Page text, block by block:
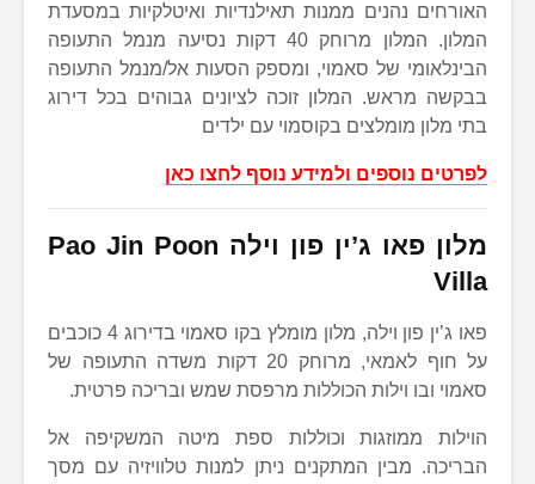
האורחים נהנים ממנות תאילנדיות ואיטלקיות במסעדת
המלון. המלון מרוחק 40 דקות נסיעה מנמל התעופה
הבינלאומי של סאמוי, ומספק הסעות אל/מנמל התעופה
בבקשה מראש. המלון זוכה לציונים גבוהים בכל דירוג
בתי מלון מומלצים בקוסמוי עם ילדים
לפרטים נוספים ולמידע נוסף לחצו כאן
מלון פאו ג’ין פון וילה Pao Jin Poon
Villa
פאו ג’ין פון וילה, מלון מומלץ בקו סאמוי בדירוג 4 כוכבים
על חוף לאמאי, מרוחק 20 דקות משדה התעופה של
סאמוי ובו וילות הכוללות מרפסת שמש ובריכה פרטית.
הוילות ממוזגות וכוללות ספת מיטה המשקיפה אל
הבריכה. מבין המתקנים ניתן למנות טלוויזיה עם מסך